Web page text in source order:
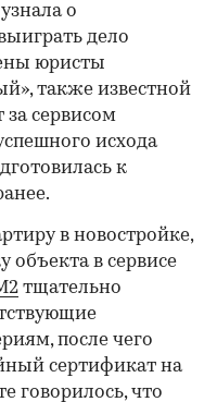
о
дело
юристы
также известной
сервисом
исхода
к
в новостройке,
объекта в сервисе
тщательно
после чего
сертификат на
говорилось, что